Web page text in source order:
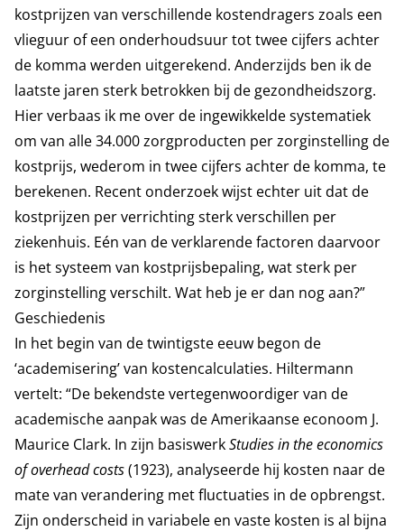
kostprijzen van verschillende kostendragers zoals een
vlieguur of een onderhoudsuur tot twee cijfers achter
de komma werden uitgerekend. Anderzijds ben ik de
laatste jaren sterk betrokken bij de gezondheidszorg.
Hier verbaas ik me over de ingewikkelde systematiek
om van alle 34.000 zorgproducten per zorginstelling de
kostprijs, wederom in twee cijfers achter de komma, te
berekenen. Recent onderzoek wijst echter uit dat de
kostprijzen per verrichting sterk verschillen per
ziekenhuis. Eén van de verklarende factoren daarvoor
is het systeem van kostprijsbepaling, wat sterk per
zorginstelling verschilt. Wat heb je er dan nog aan?”
Geschiedenis
In het begin van de twintigste eeuw begon de
‘academisering’ van kostencalculaties. Hiltermann
vertelt: “De bekendste vertegenwoordiger van de
academische aanpak was de Amerikaanse econoom J.
Maurice Clark. In zijn basiswerkStudies in the economics
of overhead costs(1923), analyseerde hij kosten naar de
mate van verandering met fluctuaties in de opbrengst.
Zijn onderscheid in variabele en vaste kosten is al bijna